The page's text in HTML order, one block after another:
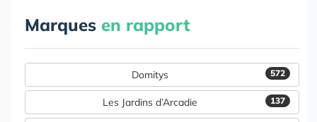
Marques en rapport
572
Domitys
137
Les Jardins d’Arcadie